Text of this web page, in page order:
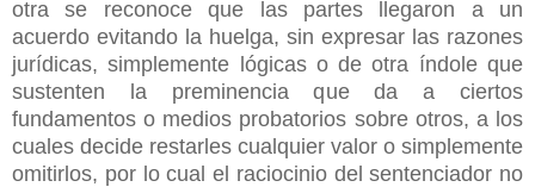
otra se reconoce que las partes llegaron a un
acuerdo evitando la huelga, sin expresar las razones
jurídicas, simplemente lógicas o de otra índole que
sustenten la preminencia que da a ciertos
fundamentos o medios probatorios sobre otros, a los
cuales decide restarles cualquier valor o simplemente
omitirlos, por lo cual el raciocinio del sentenciador no